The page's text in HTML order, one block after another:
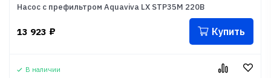
Насос с префильтром Aquaviva LX STP35M 220В
13 923 ₽ Купить
В наличии